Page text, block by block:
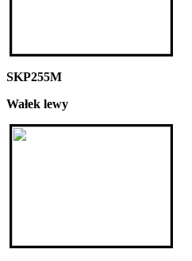
SKP255M
Wałek lewy